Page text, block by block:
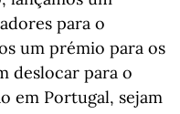
para o
um prémio para os
deslocar para o
em Portugal, sejam